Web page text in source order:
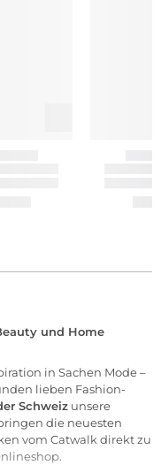
und Home
in Sachen Mode –
lieben Fashion-
Schweiz unsere
die neuesten
vom Catwalk direkt zu